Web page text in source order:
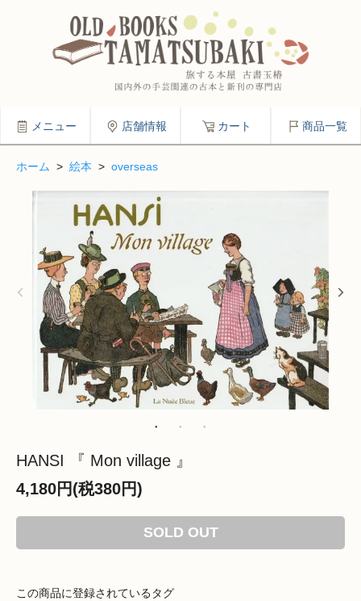
メニュー 店舗情報 カート 商品一覧
ホーム > 絵本 > overseas
HANSI 『 Mon village 』
4,180円(税380円)
SOLD OUT
この商品に登録されているタグ